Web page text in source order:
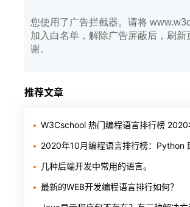
您使用了广告拦截器。请将
加入白名单，解除广告屏蔽后，刷新
谢。
推荐文章
W3Cschool 热门编程语言排行榜 2020年 10
2020年10月编程语言排行榜：Python 即将
几种后端开发中常用的语言。
最新的WEB开发编程语言排行如何？